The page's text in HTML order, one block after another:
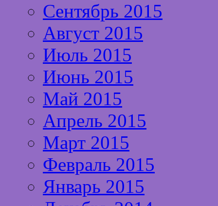
Сентябрь 2015
Август 2015
Июль 2015
Июнь 2015
Май 2015
Апрель 2015
Март 2015
Февраль 2015
Январь 2015